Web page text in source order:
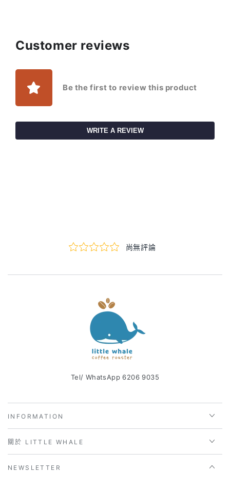
Customer reviews
Be the first to review this product
WRITE A REVIEW
Tel/ WhatsApp 6206 9035
INFORMATION
關於 LITTLE WHALE
NEWSLETTER